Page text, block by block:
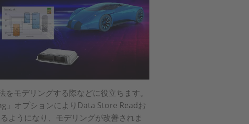
モデリングする際などに役立ちます。
オプションによりData Store Readお
ようになり、モデリングが改善されま